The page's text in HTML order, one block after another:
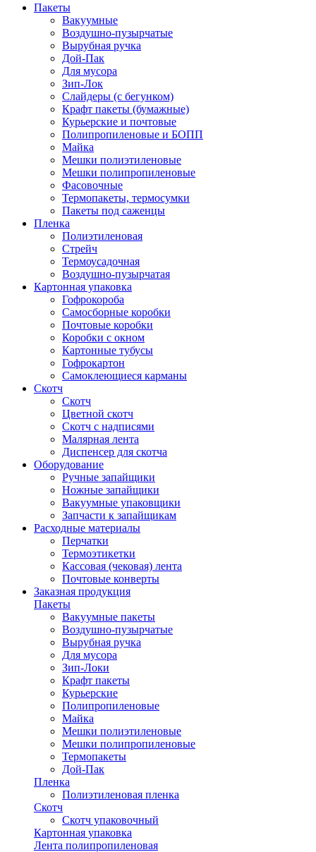
Пакеты
Вакуумные
Воздушно-пузырчатые
Вырубная ручка
Дой-Пак
Для мусора
Зип-Лок
Слайдеры (с бегунком)
Крафт пакеты (бумажные)
Курьерские и почтовые
Полипропиленовые и БОПП
Майка
Мешки полиэтиленовые
Мешки полипропиленовые
Фасовочные
Термопакеты, термосумки
Пакеты под саженцы
Пленка
Полиэтиленовая
Стрейч
Термоусадочная
Воздушно-пузырчатая
Картонная упаковка
Гофрокороба
Самосборные коробки
Почтовые коробки
Коробки с окном
Картонные тубусы
Гофрокартон
Самоклеющиеся карманы
Скотч
Скотч
Цветной скотч
Скотч с надписями
Малярная лента
Диспенсер для скотча
Оборудование
Ручные запайщики
Ножные запайщики
Вакуумные упаковщики
Запчасти к запайщикам
Расходные материалы
Перчатки
Термоэтикетки
Кассовая (чековая) лента
Почтовые конверты
Заказная продукция
Пакеты
Вакуумные пакеты
Воздушно-пузырчатые
Вырубная ручка
Для мусора
Зип-Локи
Крафт пакеты
Курьерские
Полипропиленовые
Майка
Мешки полиэтиленовые
Мешки полипропиленовые
Термопакеты
Дой-Пак
Пленка
Полиэтиленовая пленка
Скотч
Скотч упаковочный
Картонная упаковка
Лента полипропиленовая